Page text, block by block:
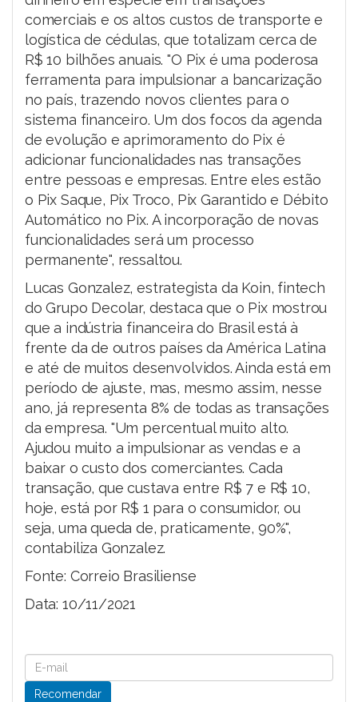
comerciais e os altos custos de transporte e
logística de cédulas, que totalizam cerca de
R$ 10 bilhões anuais. "O Pix é uma poderosa
ferramenta para impulsionar a bancarização
no país, trazendo novos clientes para o
sistema financeiro. Um dos focos da agenda
de evolução e aprimoramento do Pix é
adicionar funcionalidades nas transações
entre pessoas e empresas. Entre eles estão
o Pix Saque, Pix Troco, Pix Garantido e Débito
Automático no Pix. A incorporação de novas
funcionalidades será um processo
permanente", ressaltou.
Lucas Gonzalez, estrategista da Koin, fintech
do Grupo Decolar, destaca que o Pix mostrou
que a indústria financeira do Brasil está à
frente da de outros países da América Latina
e até de muitos desenvolvidos. Ainda está em
período de ajuste, mas, mesmo assim, nesse
ano, já representa 8% de todas as transações
da empresa. "Um percentual muito alto.
Ajudou muito a impulsionar as vendas e a
baixar o custo dos comerciantes. Cada
transação, que custava entre R$ 7 e R$ 10,
hoje, está por R$ 1 para o consumidor, ou
seja, uma queda de, praticamente, 90%",
contabiliza Gonzalez.
Fonte: Correio Brasiliense
Data: 10/11/2021